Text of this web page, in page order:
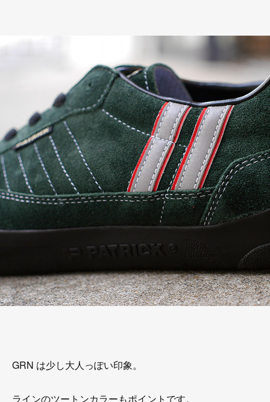
GRN は少し大人っぽい印象。
ラインのツートンカラーもポイントです。